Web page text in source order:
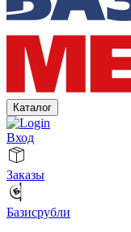
Каталог
Вход
Заказы
Базисрубли